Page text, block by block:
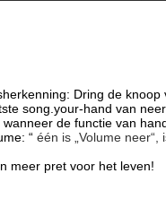
Dring de knoop
song.your-hand van
wanneer de functie van
“ één is „Volume neer“,
meer pret voor het leven!